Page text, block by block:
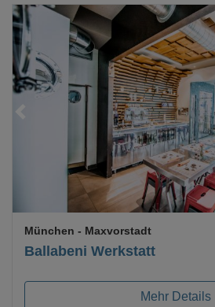
Loading...
Ballabeni Werkstatt
München - Maxvorstadt
Mehr Details